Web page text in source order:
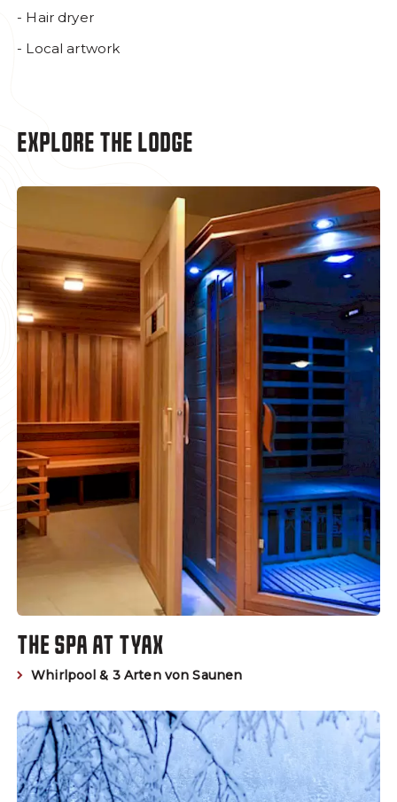
- Hair dryer
- Local artwork
EXPLORE THE LODGE
THE SPA AT TYAX
Whirlpool & 3 Arten von Saunen